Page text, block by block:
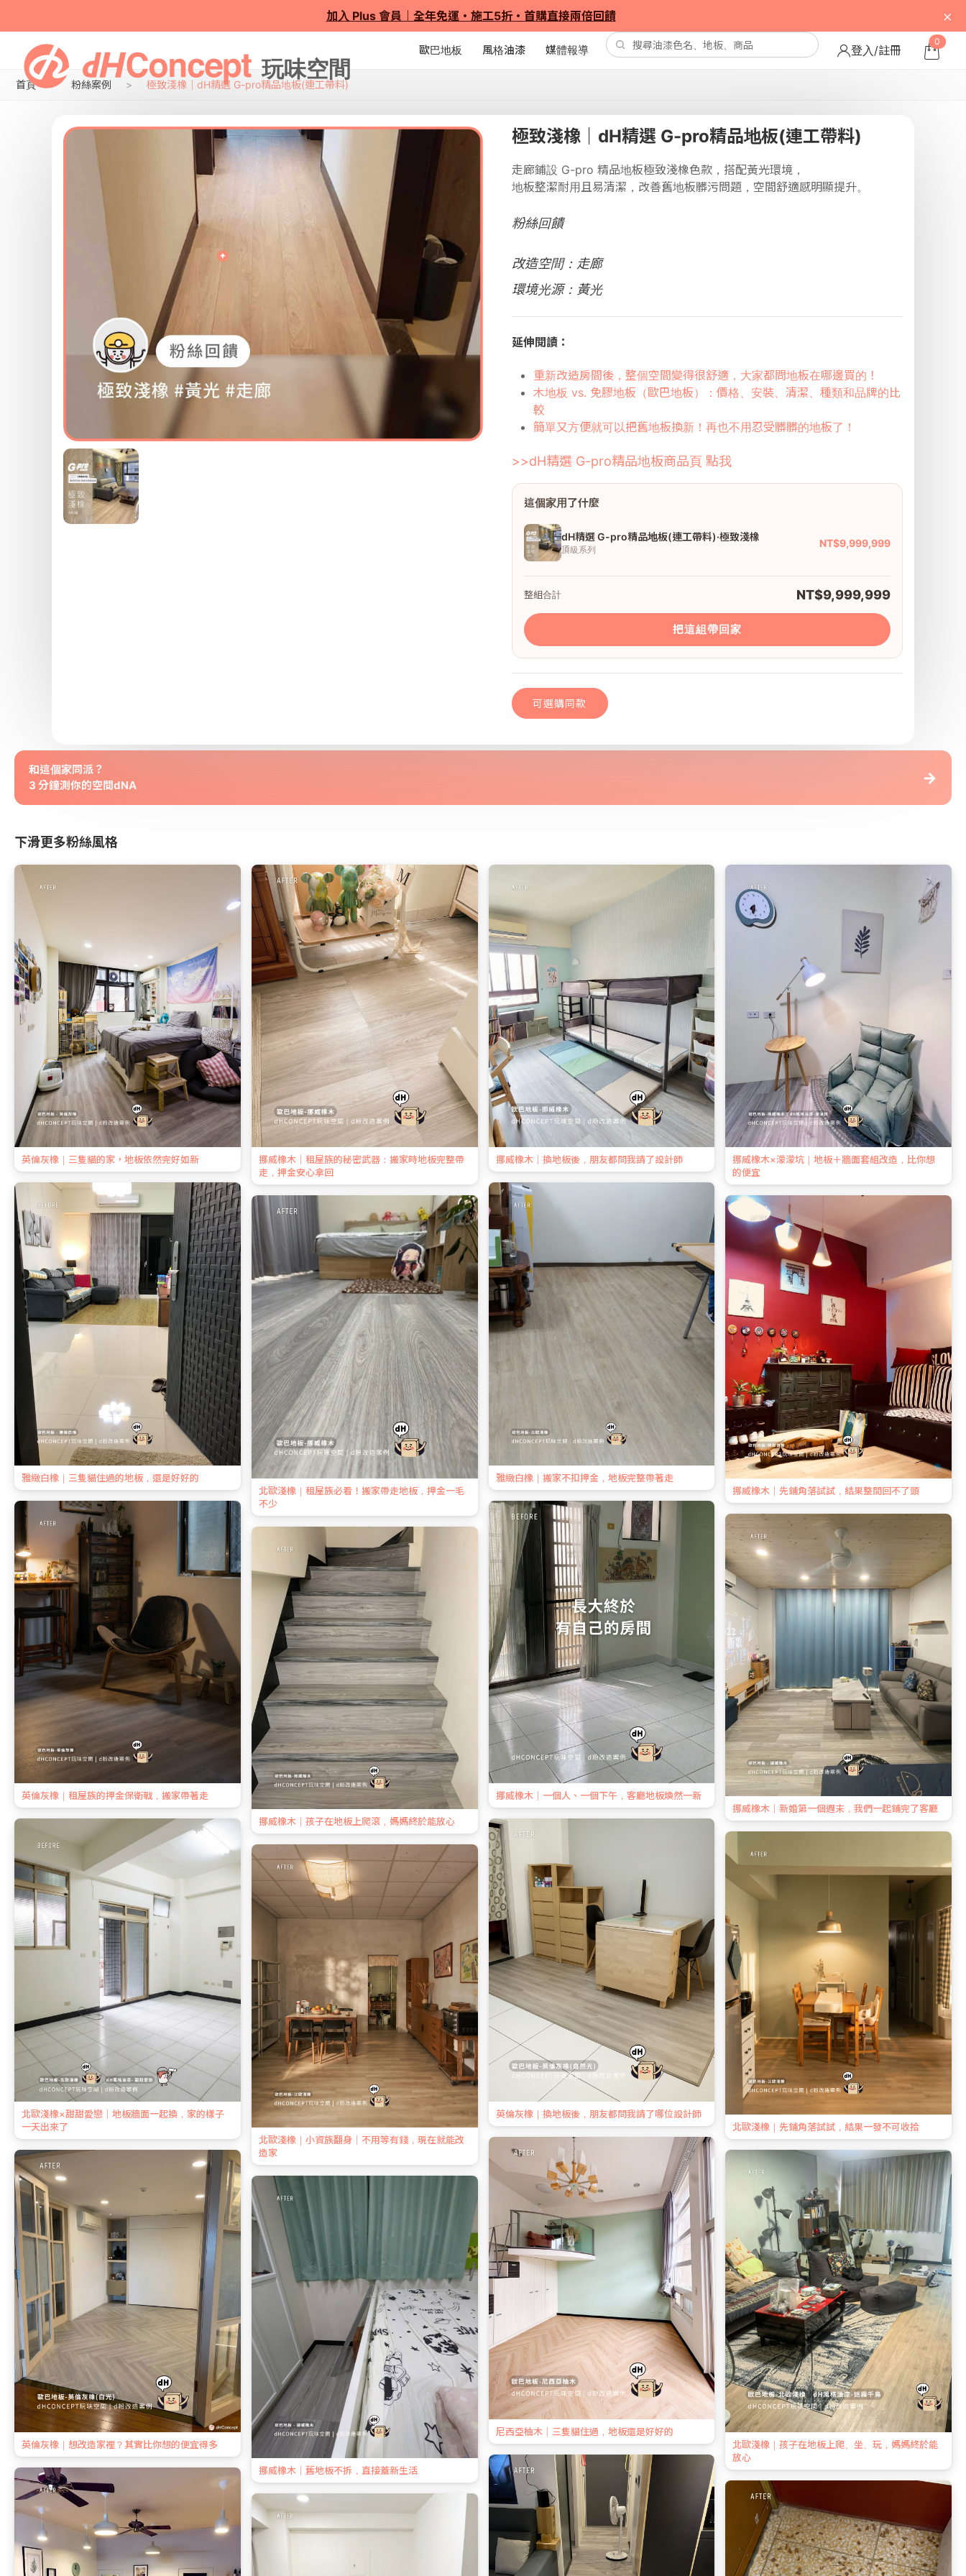
加入 Plus 會員｜全年免運・施工5折・首購直接兩倍回饋 ×
歐巴地板 風格油漆 媒體報導 登入/註冊
0
首頁 粉絲案例 極致淺橡｜dH精選 G-pro精品地板(連工帶料)
極致淺橡｜dH精選 G-pro精品地板(連工帶料)
走廊鋪設 G-pro 精品地板極致淺橡色款，搭配黃光環境，
地板整潔耐用且易清潔，改善舊地板髒污問題，空間舒適感明顯提升。
粉絲回饋
改造空間：走廊
環境光源：黃光
延伸閱讀：
重新改造房間後，整個空間變得很舒適，大家都問地板在哪邊買的！
木地板 vs. 免膠地板（歐巴地板）：價格、安裝、清潔、種類和品牌的比
較
簡單又方便就可以把舊地板換新！再也不用忍受髒髒的地板了！
>>dH精選 G-pro精品地板商品頁 點我
這個家用了什麼
dH精選 G-pro精品地板(連工帶料)·極致淺橡
頂級系列
NT$9,999,999
整組合計 NT$9,999,999
把這組帶回家
可選購同款
極致淺橡｜dH精選 G-pro精品地板(連工帶料)
和這個家同派？
3 分鐘測你的空間dNA
→
下滑更多粉絲風格
英倫灰橡｜三隻貓的家，地板依然完好如新
挪威橡木｜租屋族的秘密武器：搬家時地板完整帶
走，押金安心拿回
挪威橡木｜換地板後，朋友都問我請了設計師
挪威橡木×濛濛坑｜地板＋牆面套組改造，比你想
的便宜
雅緻白橡｜三隻貓住過的地板，還是好好的
北歐淺橡｜租屋族必看！搬家帶走地板，押金一毛
不少
雅緻白橡｜搬家不扣押金，地板完整帶著走
挪威橡木｜先鋪角落試試，結果整間回不了頭
英倫灰橡｜租屋族的押金保衛戰，搬家帶著走
挪威橡木｜孩子在地板上爬滾，媽媽終於能放心
挪威橡木｜一個人、一個下午，客廳地板煥然一新
挪威橡木｜新婚第一個週末，我們一起鋪完了客廳
北歐淺橡×甜甜愛戀｜地板牆面一起換，家的樣子
一天出來了
北歐淺橡｜小資族翻身｜不用等有錢，現在就能改
造家
英倫灰橡｜換地板後，朋友都問我請了哪位設計師
北歐淺橡｜先鋪角落試試，結果一發不可收拾
英倫灰橡｜想改造家裡？其實比你想的便宜得多
挪威橡木｜舊地板不拆，直接蓋新生活
尼西亞柚木｜三隻貓住過，地板還是好好的
北歐淺橡｜孩子在地板上爬、坐、玩，媽媽終於能
放心